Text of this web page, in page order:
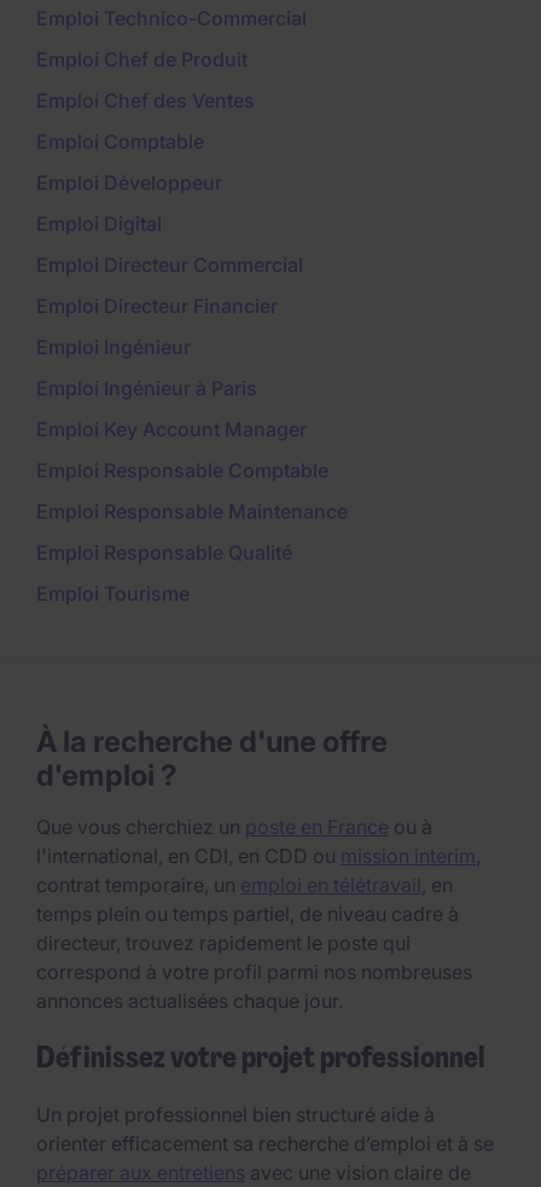
Emploi Technico-Commercial
Emploi Chef de Produit
Emploi Chef des Ventes
Emploi Comptable
Emploi Développeur
Emploi Digital
Emploi Directeur Commercial
Emploi Directeur Financier
Emploi Ingénieur
Emploi Ingénieur à Paris
Emploi Key Account Manager
Emploi Responsable Comptable
Emploi Responsable Maintenance
Emploi Responsable Qualité
Emploi Tourisme
À la recherche d'une offre
d'emploi ?
Que vous cherchiez un poste en France ou à
l'international, en CDI, en CDD ou mission interim ,
contrat temporaire, un emploi en télétravail , en
temps plein ou temps partiel, de niveau cadre à
directeur, trouvez rapidement le poste qui
correspond à votre profil parmi nos nombreuses
annonces actualisées chaque jour.
Définissez votre projet professionnel
Un projet professionnel bien structuré aide à
orienter efficacement sa recherche d’emploi et à se
préparer aux entretiens avec une vision claire de